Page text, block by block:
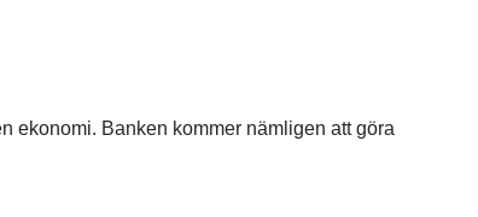
ekonomi. Banken kommer nämligen att göra